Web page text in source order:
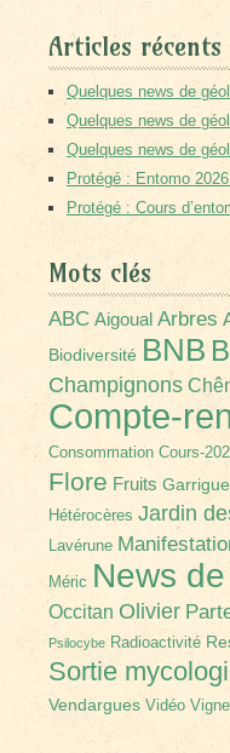
Articles récents
Quelques news de
Quelques news de
Quelques news de
Protégé : Entomo
Protégé : Cours
Mots clés
ABC Aigoual Arbres
Biodiversité BNB
Champignons
Compte-
Consommation Cours-
Flore Fruits Garrigue
Hétérocères Jardin
Lavérune
Méric News
Occitan Olivier
Psilocybe Radioactivité
Sortie
Vendargues Vidéo Vigne